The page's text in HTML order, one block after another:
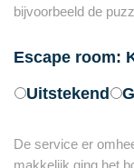
bijvoorbeeld de
Escape room:
Uitstekend
De service er